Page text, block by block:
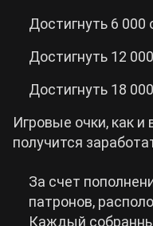
Достигнуть 6 000
Достигнуть 12
Достигнуть 18
Игровые очки, как
получится
За счет
патронов,
Каждый